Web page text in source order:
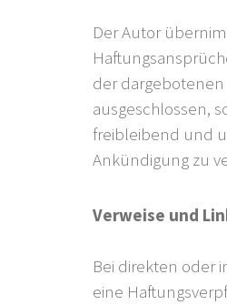
Der Autor
der
ausgeschlossen,
freibleibend und
Ankündigung zu
Verweise und
Bei direkten oder
eine